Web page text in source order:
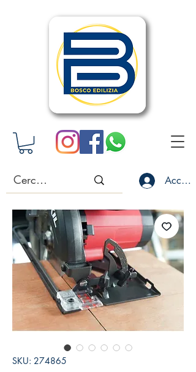
Accedi
SKU: 274865